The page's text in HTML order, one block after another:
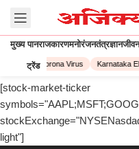
मुख्य पानराजकारणमनोरंजनतंत्रज्ञान
ट्रेंडCorona Virus Karnataka
[stock-market-ticker
light"]